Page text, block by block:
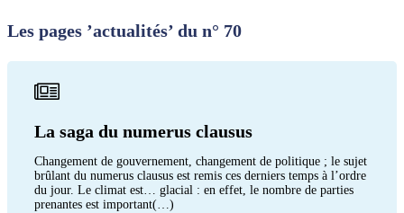
Les pages ’actualités’ du n° 70
La saga du numerus clausus
Changement de gouvernement, changement de politique ; le sujet
brûlant du numerus clausus est remis ces derniers temps à l’ordre
du jour. Le climat est… glacial : en effet, le nombre de parties
prenantes est important(…)